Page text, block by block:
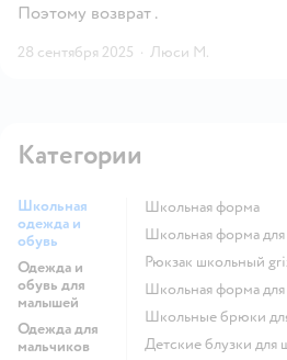
Поэтому возврат .
28 сентября 2025 · Люси М.
Категории
Школьная
одежда и
обувь
Одежда и
обувь для
малышей
Одежда для
мальчиков
Школьная форма
Школьная форма
Рюкзак школьный
Школьная форма
Школьные брюки
Детские блузки для